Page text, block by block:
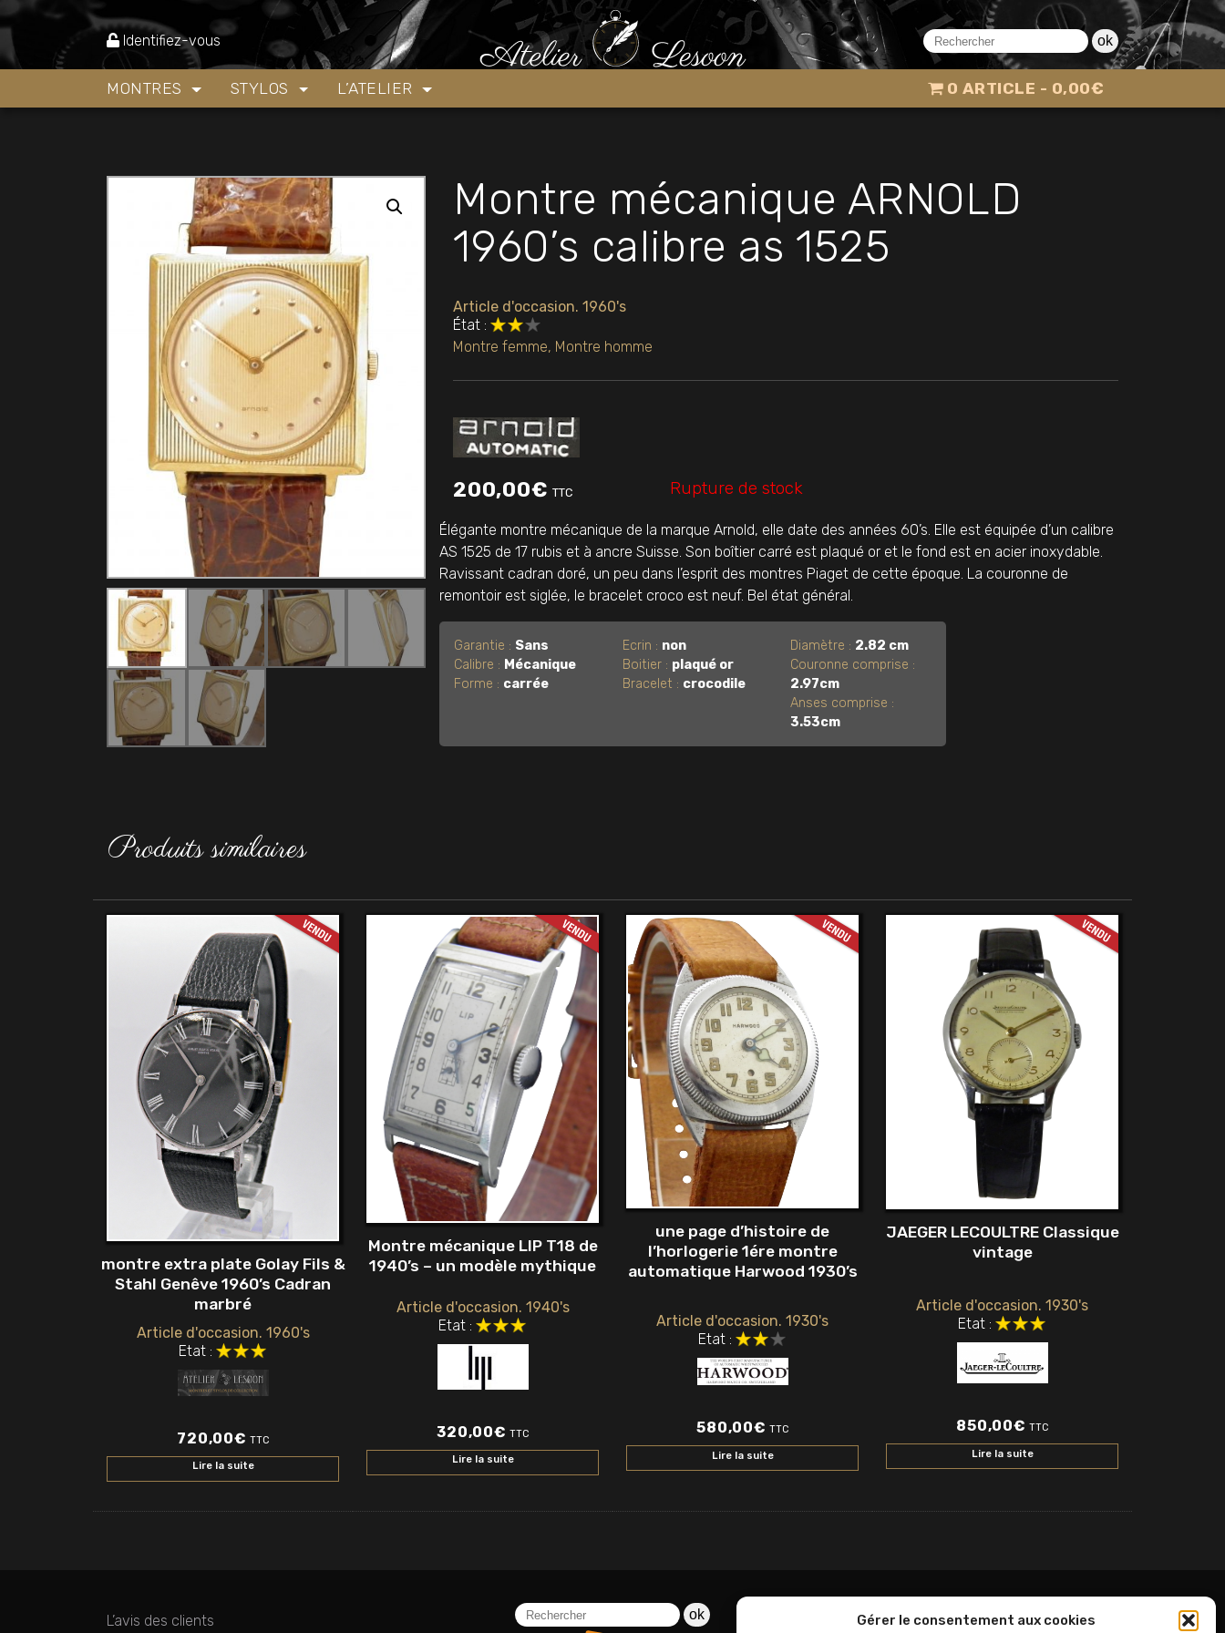
Gérer le consentement aux cookies
Identifiez-vous ok
MONTRES STYLOS L’ATELIER 0 ARTICLE 0,00€
Montres »Montre mécanique ARNOLD 1960’s calibre as 1525
Montre mécanique ARNOLD
1960’s calibre as 1525
Article d'occasion. 1960's
État :
Montre femme, Montre homme
200,00€ TTC Rupture de stock
Élégante montre mécanique de la marque Arnold, elle date des années 60’s. Elle est équipée d’un calibre
AS 1525 de 17 rubis et à ancre Suisse. Son boîtier carré est plaqué or et le fond est en acier inoxydable.
Ravissant cadran doré, un peu dans l’esprit des montres Piaget de cette époque. La couronne de
remontoir est siglée, le bracelet croco est neuf. Bel état général.
Garantie : Sans
Calibre : Mécanique
Forme : carrée
Ecrin : non
Boitier : plaqué or
Bracelet : crocodile
Diamètre : 2.82 cm
Couronne comprise :
2.97cm
Anses comprise :
3.53cm
Produits similaires
montre extra plate Golay Fils &
Stahl Genêve 1960’s Cadran
marbré
Article d'occasion. 1960's
Etat :
720,00€ TTC
Lire la suite
Montre mécanique LIP T18 de
1940’s – un modèle mythique
Article d'occasion. 1940's
Etat :
320,00€ TTC
Lire la suite
une page d’histoire de
l’horlogerie 1ére montre
automatique Harwood 1930’s
Article d'occasion. 1930's
Etat :
580,00€ TTC
Lire la suite
JAEGER LECOULTRE Classique
vintage
Article d'occasion. 1930's
Etat :
850,00€ TTC
Lire la suite
L’avis des clients ok